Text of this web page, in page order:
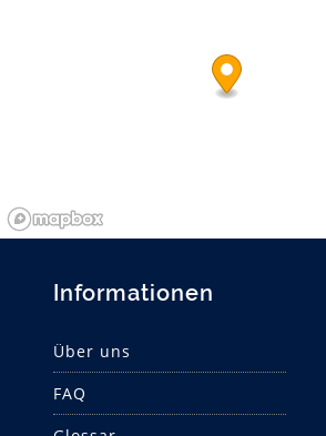
Informationen
Über uns
FAQ